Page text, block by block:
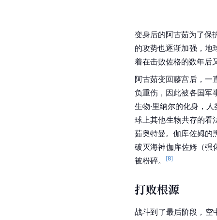
变身后的阿古茹为了保
的攻势也逐渐加强，地
着在击败佐格的数年后
阿古茹变回藤宫后，一
负重伤，因此被各国军
生物·里纳尔的化身，
球上其他生物共存的看
茹奥特曼。伽库佐姆的
破灭海神伽库佐姆（强
被粉碎。
[8]
打败根源
战斗到了最后阶段，空